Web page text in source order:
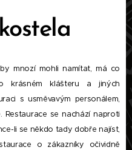
mnozí mohli namítat, má co
krásném klášteru a jiných
s usměvavým personálem,
Restaurace se nachází naproti
li se někdo tady dobře najíst,
o zákazníky očividně